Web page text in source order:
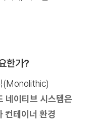
한가?
(Monolithic)
네이티브 시스템은
컨테이너 환경